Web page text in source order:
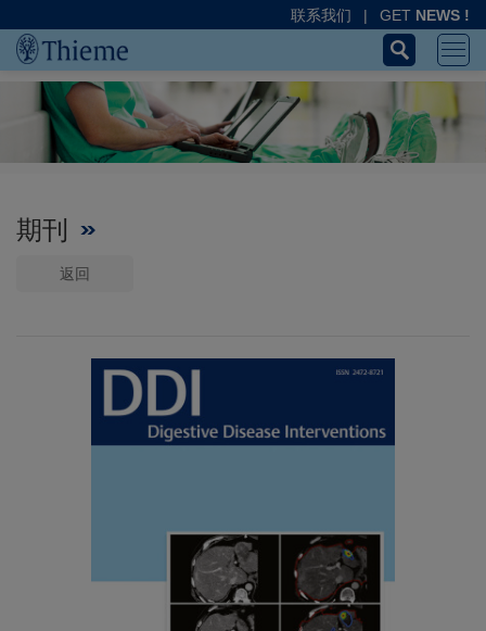
联系我们 | GET NEWS !
期刊
返回